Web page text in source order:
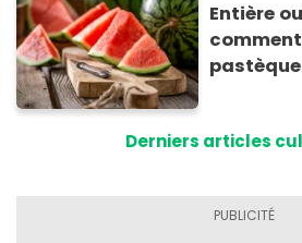
Entière
pastèque
Derniers articles